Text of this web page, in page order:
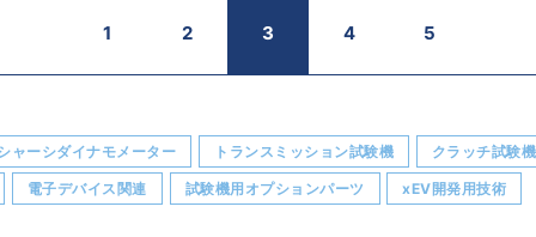
1 2 3 4 5
ャーシダイナモメーター トランスミッション試験機 クラッチ試験機
電子デバイス関連 試験機用オプションパーツ xEV開発用技術